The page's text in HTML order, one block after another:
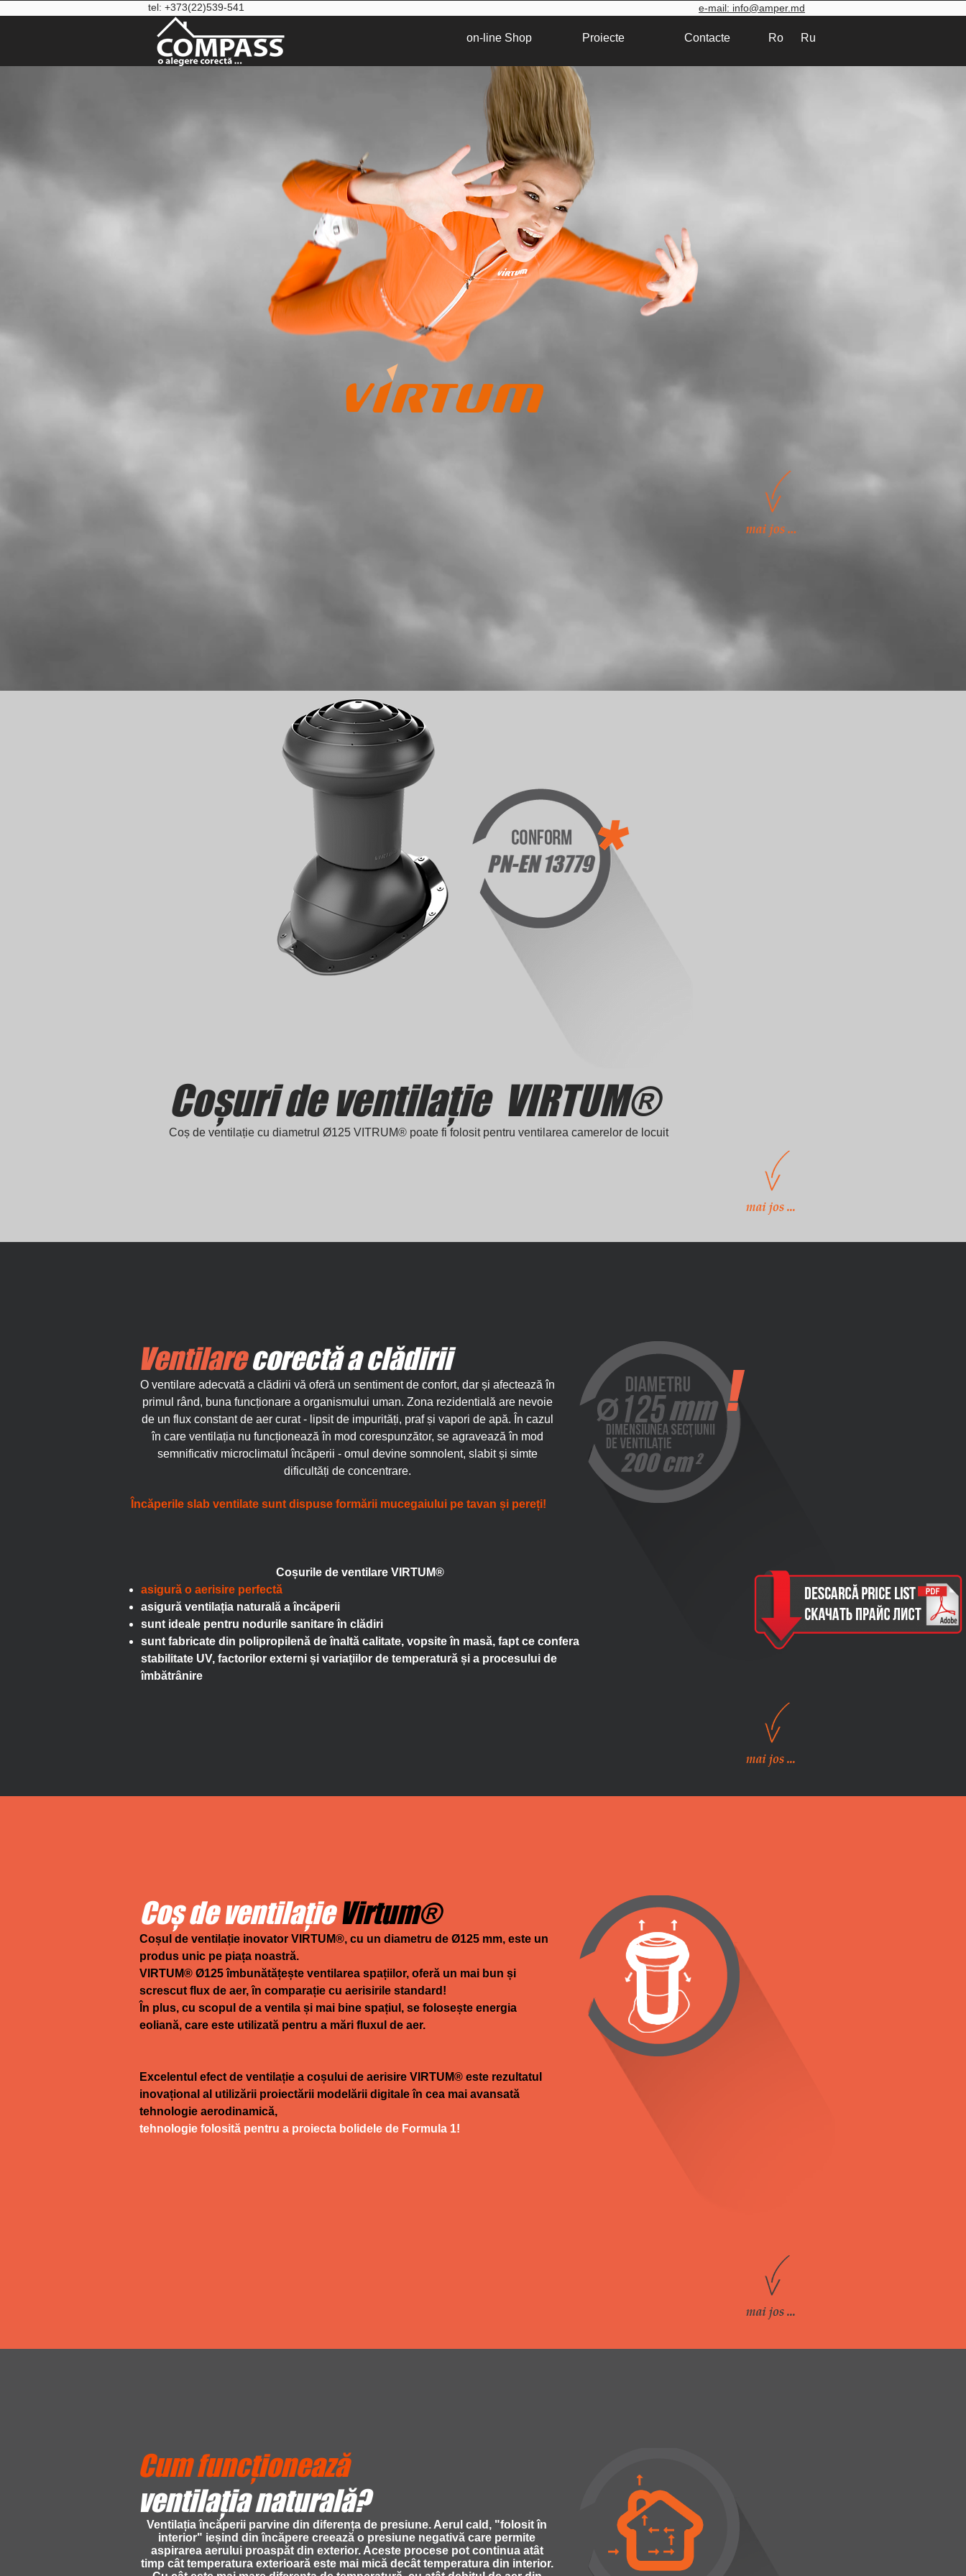
Coșuri de ventilație VIRTUM®
Coș de ventilație cu diametrul Ø125 VITRUM® poate fi folosit pentru ventilarea camerelor de locuit
tel: +373(22)539-541 e-mail: info@amper.md
on-line Shop Proiecte Contacte Ro Ru
Ventilarecorectă a clădirii
O ventilare adecvată a clădirii vă oferă un sentiment de confort, dar și afectează în
primul rând, buna funcționare a organismului uman. Zona rezidentială are nevoie
de un flux constant de aer curat - lipsit de impurități, praf și vapori de apă. În cazul
în care ventilația nu funcționează în mod corespunzător, se agravează în mod
semnificativ microclimatul încăperii - omul devine somnolent, slabit și simte
dificultăți de concentrare.
Încăperile slab ventilate sunt dispuse formării mucegaiului pe tavan și pereți!
Coșurile de ventilare VIRTUM®
asigură o aerisire perfectă
asigură ventilația naturală a încăperii
sunt ideale pentru nodurile sanitare în clădiri
sunt fabricate din polipropilenă de înaltă calitate, vopsite în masă, fapt ce confera
stabilitate UV, factorilor externi și variațiilor de temperatură și a procesului de
îmbătrânire
Coș de ventilațieVirtum®
Coșul de ventilație inovator VIRTUM®, cu un diametru de Ø125 mm, este un
produs unic pe piața noastră.
VIRTUM® Ø125 îmbunătățește ventilarea spațiilor, oferă un mai bun și
screscut flux de aer, în comparație cu aerisirile standard!
În plus, cu scopul de a ventila și mai bine spațiul, se folosește energia
eoliană, care este utilizată pentru a mări fluxul de aer.
Excelentul efect de ventilație a coșului de aerisire VIRTUM® este rezultatul
inovațional al utilizării proiectării modelării digitale în cea mai avansată
tehnologie aerodinamică,
tehnologie folosită pentru a proiecta bolidele de Formula 1!
Cum funcționează
ventilația naturală?
Ventilația încăperii parvine din diferența de presiune. Aerul cald, "folosit în
interior" ieșind din încăpere creează o presiune negativă care permite
aspirarea aerului proaspăt din exterior. Aceste procese pot continua atât
timp cât temperatura exterioară este mai mică decât temperatura din interior.